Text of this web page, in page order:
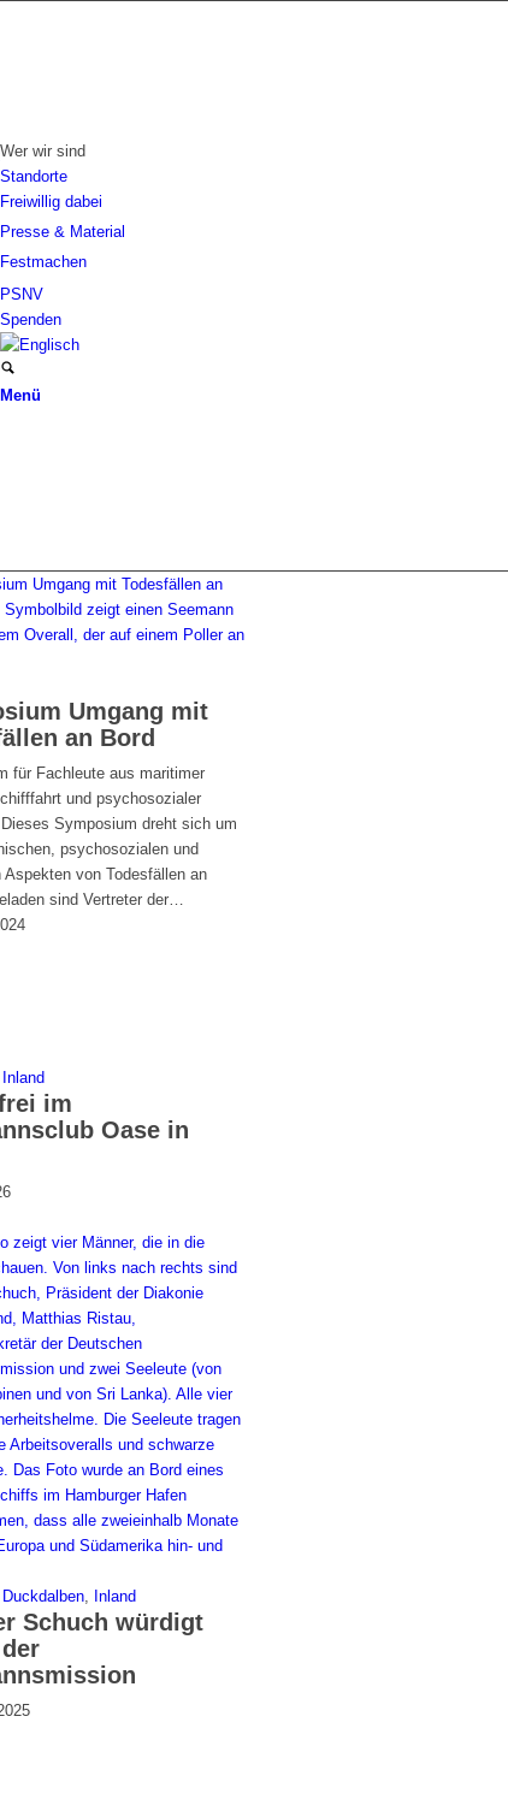
Wer wir sind
Standorte
Freiwillig dabei
Presse & Material
Festmachen
PSNV
Spenden
Menü
Umgang mit
an Bord
für Fachleute aus maritimer
und psychosozialer
Symposium dreht sich um
psychosozialen und
Aspekten von Todesfällen an
sind Vertreter der…
Inland
im
Oase in
Duckdalben, Inland
Schuch würdigt